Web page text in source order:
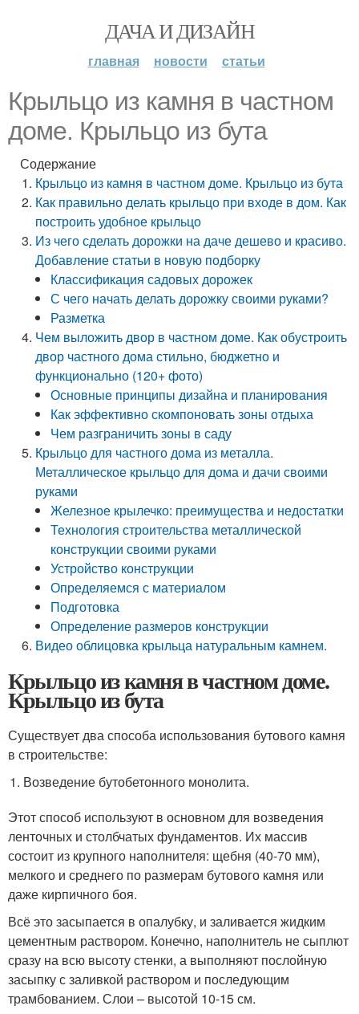
ДАЧА И ДИЗАЙН
главная новости статьи
Крыльцо из камня в частном
доме. Крыльцо из бута
Содержание
Крыльцо из камня в частном доме. Крыльцо из бута
Как правильно делать крыльцо при входе в дом. Как
построить удобное крыльцо
Из чего сделать дорожки на даче дешево и красиво.
Добавление статьи в новую подборку
Классификация садовых дорожек
С чего начать делать дорожку своими руками?
Разметка
Чем выложить двор в частном доме. Как обустроить
двор частного дома стильно, бюджетно и
функционально (120+ фото)
Основные принципы дизайна и планирования
Как эффективно скомпоновать зоны отдыха
Чем разграничить зоны в саду
Крыльцо для частного дома из металла.
Металлическое крыльцо для дома и дачи своими
руками
Железное крылечко: преимущества и недостатки
Технология строительства металлической
конструкции своими руками
Устройство конструкции
Определяемся с материалом
Подготовка
Определение размеров конструкции
Видео облицовка крыльца натуральным камнем.
Крыльцо из камня в частном доме.
Крыльцо из бута
Существует два способа использования бутового камня
в строительстве:
Возведение бутобетонного монолита.
Этот способ используют в основном для возведения
ленточных и столбчатых фундаментов. Их массив
состоит из крупного наполнителя: щебня (40-70 мм),
мелкого и среднего по размерам бутового камня или
даже кирпичного боя.
Всё это засыпается в опалубку, и заливается жидким
цементным раствором. Конечно, наполнитель не сыплют
сразу на всю высоту стенки, а выполняют послойную
засыпку с заливкой раствором и последующим
трамбованием. Слои – высотой 10-15 см.